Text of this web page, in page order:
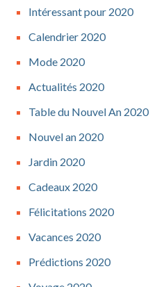
Intéressant pour 2020
Calendrier 2020
Mode 2020
Actualités 2020
Table du Nouvel An 2020
Nouvel an 2020
Jardin 2020
Cadeaux 2020
Félicitations 2020
Vacances 2020
Prédictions 2020